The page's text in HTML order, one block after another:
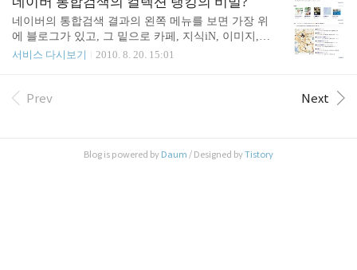
을 받으시려면 회원 정보를 꼭! 업데이트 하시길...
에 비해서 상당히 치열하더군요. 네이트, 네이버, 다
음이 20%~25% 수준으로 큰차이 없이 골고루 UV를
공들인 것에 비하면 오히려 낮게 나오고 있다 할 수
트래픽을 던져버리는 상황임에도 여전히 충분히 나
오고 있으며, 네이트는 꽤 선방하고 있다 볼 수 있는
네이버의 통합검색 결과의 왼쪽 메뉴를 보면 가장 위
에 블로그가 있고, 그 밑으로 카페, 지식iN, 이미지,
동영상 등이 있습니다. 아무래도 가장 많은 문서를
결과 메인 영역에 보여주는 컬렉션은 왼쪽 메뉴의 순
한 컬렉션을 먼저 보여준다는 컨셉입니다. 이 컬렉션
서비스 다시보기 2010. 8. 20. 15:01
Prev Next
Blog is powered by Daum / Designed byTistory